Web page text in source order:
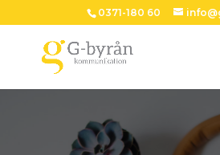
0371-180 60